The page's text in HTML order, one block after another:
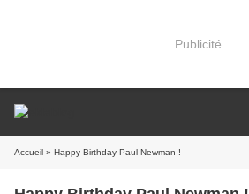
Publicité
Accueil » Happy Birthday Paul Newman !